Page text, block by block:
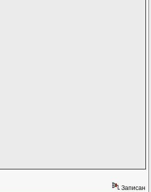
Записан